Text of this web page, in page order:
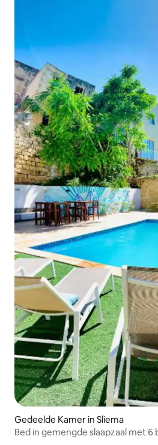
Gedeelde Kamer in Sliema
Bed in gemengde slaapzaal met 6